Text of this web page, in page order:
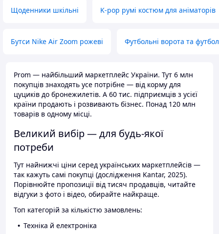
Щоденники шкільні K-pop румі костюм для аніматорів
Бутси Nike Air Zoom рожеві Футбольні ворота та
Prom — найбільший маркетплейс України. Тут 6 млн
покупців знаходять усе потрібне — від корму для
цуциків до бронежилетів. А 60 тис. підприємців з усієї
країни продають і розвивають бізнес. Понад 120 млн
товарів в одному місці.
Великий вибір — для будь-якої
потреби
Тут найнижчі ціни серед українських маркетплейсів —
так кажуть самі покупці (дослідження Kantar, 2025).
Порівнюйте пропозиції від тисяч продавців, читайте
відгуки з фото і відео, обирайте найкраще.
Топ категорій за кількістю замовлень:
Техніка й електроніка